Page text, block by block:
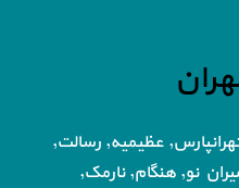
عظیمیه, رسالت,
نو, هنگام, نارمک,